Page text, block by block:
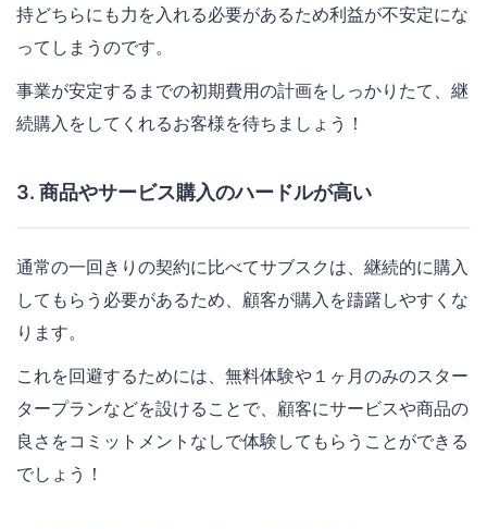
持どちらにも力を入れる必要があるため利益が不安定にな
ってしまうのです。
事業が安定するまでの初期費用の計画をしっかりたて、継
続購入をしてくれるお客様を待ちましょう！
3. 商品やサービス購入のハードルが高い
通常の一回きりの契約に比べてサブスクは、継続的に購入
してもらう必要があるため、顧客が購入を躊躇しやすくな
ります。
これを回避するためには、無料体験や１ヶ月のみのスター
タープランなどを設けることで、顧客にサービスや商品の
良さをコミットメントなしで体験してもらうことができる
でしょう！